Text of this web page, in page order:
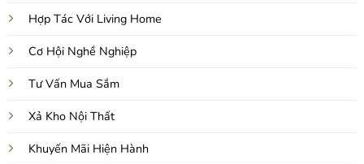
Hợp Tác Với Living Home
Cơ Hội Nghề Nghiệp
Tư Vấn Mua Sắm
Xả Kho Nội Thất
Khuyến Mãi Hiện Hành